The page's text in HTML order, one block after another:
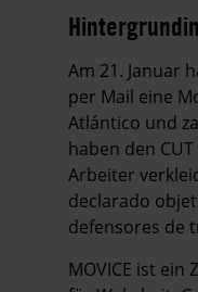
Hintergrund
Am 21. Januar
per Mail eine
Atlántico und
haben den
Arbeiter
declarado
defensores de
MOVICE ist